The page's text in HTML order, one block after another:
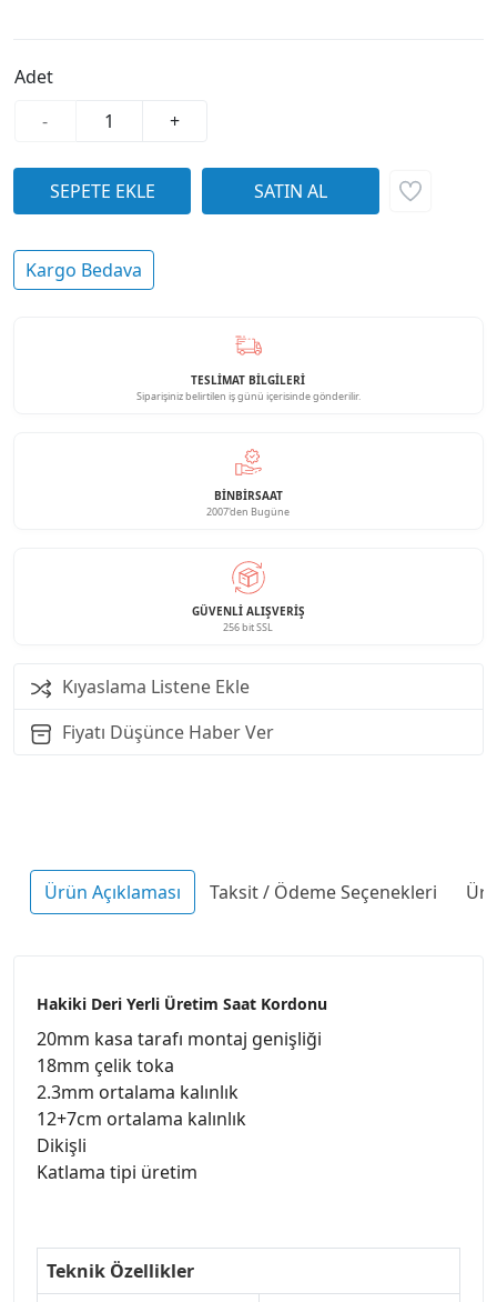
Adet
-
+
Kargo Bedava
TESLİMAT BİLGİLERİ
Siparişiniz belirtilen iş günü içerisinde gönderilir.
BINBIRSAAT
2007'den Bugüne
GÜVENLI ALIŞVERIŞ
256 bit SSL
Kıyaslama Listene Ekle
Fiyatı Düşünce Haber Ver
Ürün Açıklaması Taksit / Ödeme Seçenekleri
Hakiki Deri Yerli Üretim Saat Kordonu
20mm kasa tarafı montaj genişliği
18mm çelik toka
2.3mm ortalama kalınlık
12+7cm ortalama kalınlık
Dikişli
Katlama tipi üretim
Teknik Özellikler